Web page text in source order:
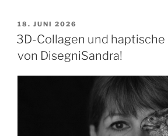
VERÖFFENTLICHT
AM
18. JUNI 2026
3D-Collagen und haptische
von DisegniSandra!